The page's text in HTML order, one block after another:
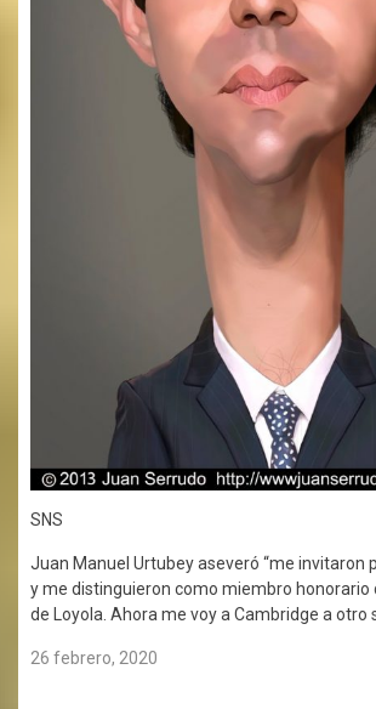
SNS
Juan Manuel Urtubey aseveró “me invitaron
y me distinguieron como miembro honorario
de Loyola. Ahora me voy a Cambridge a otro
26 febrero, 2020